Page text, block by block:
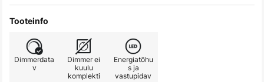
Tooteinfo
Dimmerdata
v
Dimmer ei
kuulu
komplekti
Energiatõhu
s ja
vastupidav